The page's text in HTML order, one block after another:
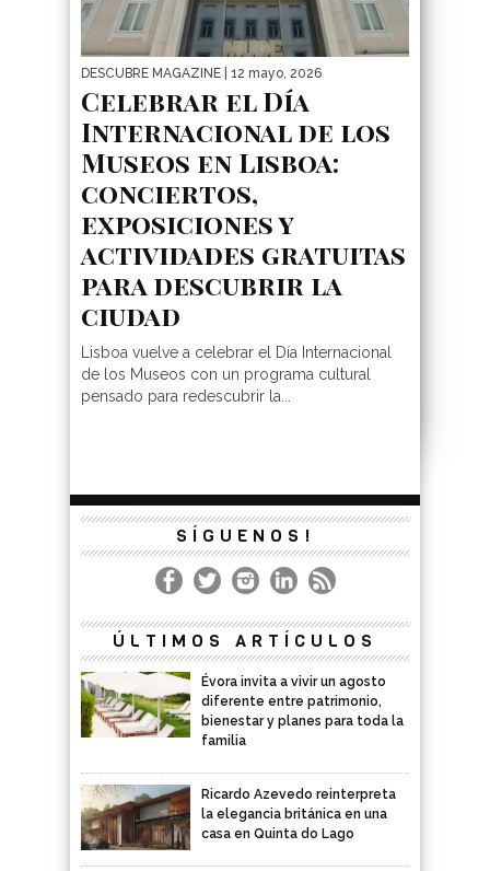
DESCUBRE MAGAZINE | 12 mayo, 2026
Celebrar el Día
Internacional de los
Museos en Lisboa:
conciertos,
exposiciones y
actividades gratuitas
para descubrir la
ciudad
Lisboa vuelve a celebrar el Día Internacional
de los Museos con un programa cultural
pensado para redescubrir la...
SÍGUENOS!
ÚLTIMOS ARTÍCULOS
Évora invita a vivir un agosto
diferente entre patrimonio,
bienestar y planes para toda la
familia
Ricardo Azevedo reinterpreta
la elegancia británica en una
casa en Quinta do Lago